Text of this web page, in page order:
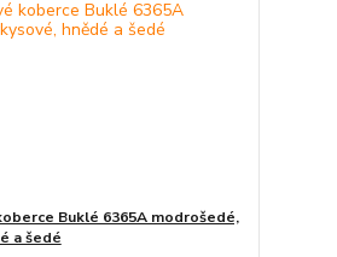
Buklé 6365A modrošedé,
a šedé